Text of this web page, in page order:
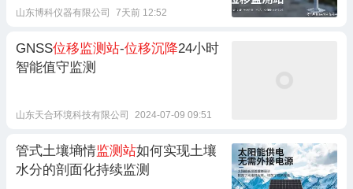
山东博科仪器有限公司 7天前 12:52
GNSS位移监测站-位移沉降24小时
智能值守监测
山东天合环境科技有限公司 2024-07-09 09:51
管式土壤墒情监测站如何实现土壤
水分的剖面化持续监测